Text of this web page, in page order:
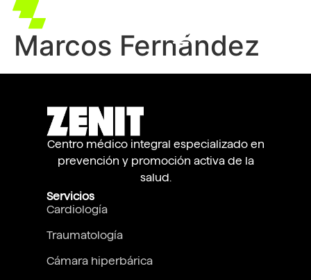
Marcos Fernández
Centro médico integral especializado en
prevención y promoción activa de la
salud.
Servicios
Cardiología
Traumatología
Cámara hiperbárica